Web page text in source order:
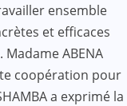
ensemble
et efficaces
ABENA
coopération pour
a exprimé la